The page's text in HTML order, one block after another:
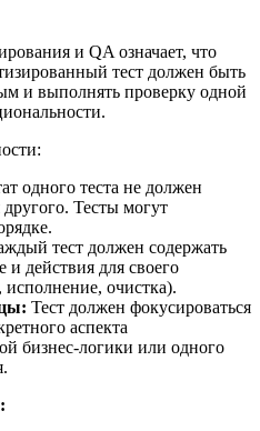
и QA означает, что
тест должен быть
и выполнять проверку одной
одного теста не должен
Тесты могут
тест должен содержать
действия для своего
очистка).
Тест должен фокусироваться
аспекта
бизнес-логики или одного